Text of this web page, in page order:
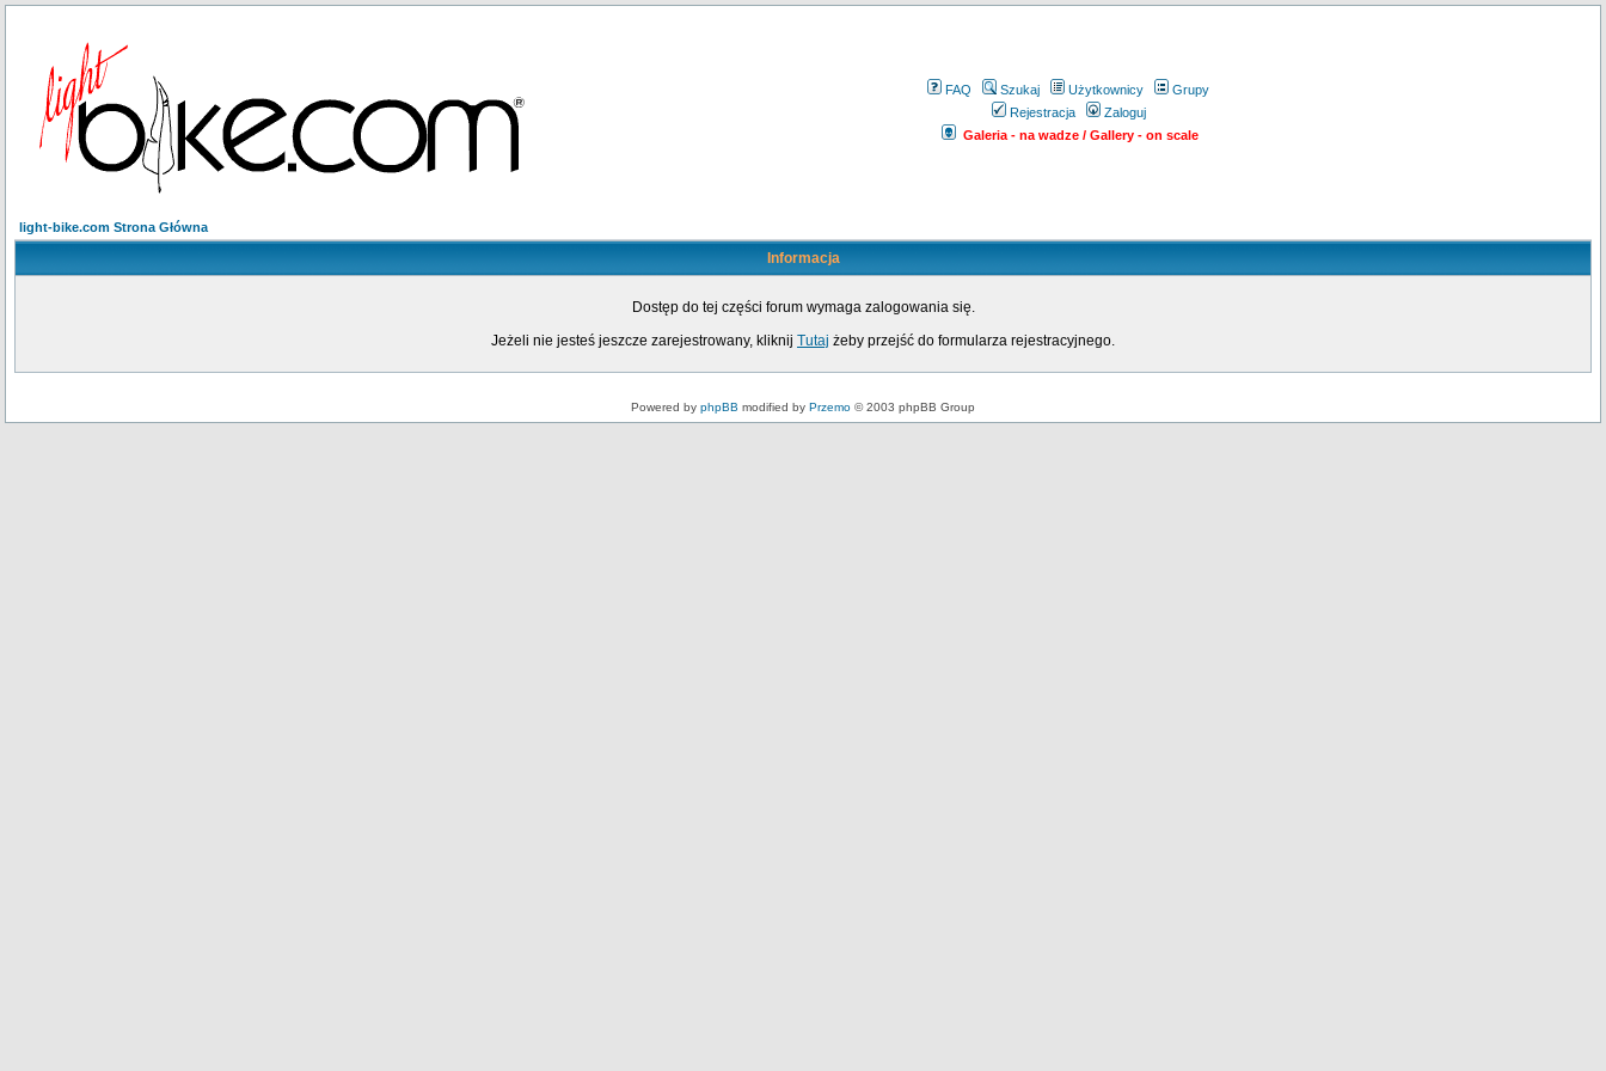
FAQ Szukaj Użytkownicy
Grupy
Rejestracja
Zaloguj
Galeria - na wadze / Gallery - on scale
light-bike.com Strona Główna
Informacja
Dostęp do tej części forum wymaga zalogowania się.
Jeżeli nie jesteś jeszcze zarejestrowany, kliknij Tutaj żeby przejść do formularza rejestracyjnego.
Powered by phpBB modified by Przemo © 2003 phpBB Group